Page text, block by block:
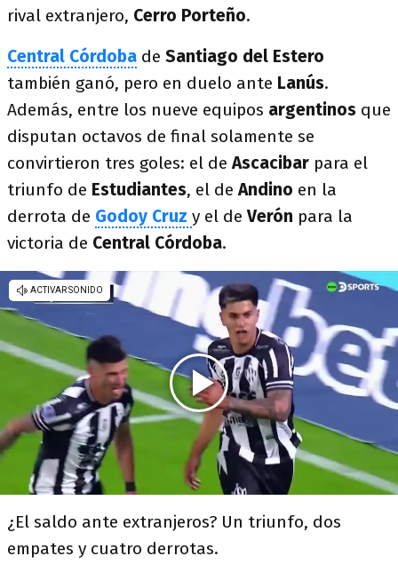
rival extranjero, Cerro Porteño.
Central Córdoba de Santiago del Estero
también ganó, pero en duelo ante Lanús.
Además, entre los nueve equipos argentinos que
disputan octavos de final solamente se
convirtieron tres goles: el deAscacibar para el
triunfo de Estudiantes, el deAndino en la
derrota de Godoy Cruz y el deVerón para la
victoria de Central Córdoba.
¿El saldo ante extranjeros? Un triunfo, dos
empates y cuatro derrotas.